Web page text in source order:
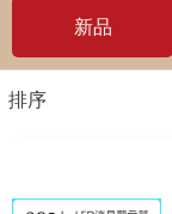
新品
排序